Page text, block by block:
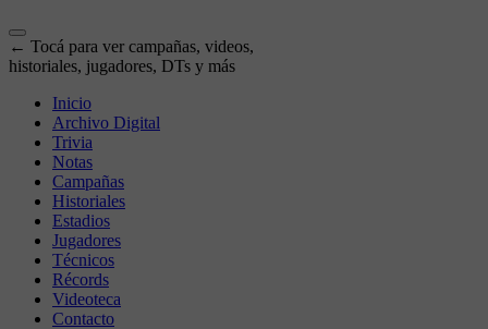
← Tocá para ver campañas, videos,
historiales, jugadores, DTs y más
Inicio
Archivo Digital
Trivia
Notas
Campañas
Historiales
Estadios
Jugadores
Técnicos
Récords
Videoteca
Contacto